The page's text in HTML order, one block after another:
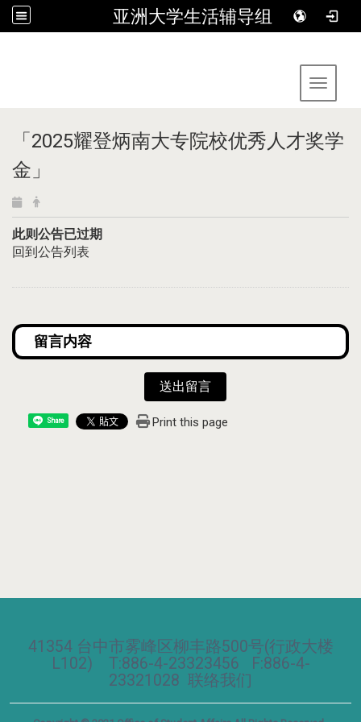
亚洲大学生活辅导组
Toggle
「2025耀登炳南大专院校优秀人才奖学
金」
此则公告已过期
回到公告列表
送出留言
Share Print this page
41354 台中市雾峰区柳丰路500号(行政大楼
L102) T:886-4-23323456 F:886-4-
23321028 联络我们